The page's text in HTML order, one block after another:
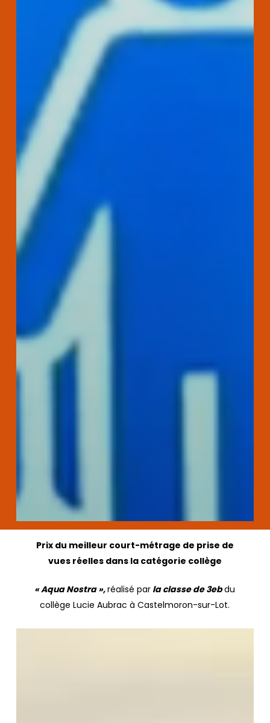
Prix du meilleur court-métrage de prise de
vues réelles dans la catégorie collège
« Aqua Nostra »,réalisé par la classe de 3ebdu
collège Lucie Aubrac à Castelmoron-sur-Lot.